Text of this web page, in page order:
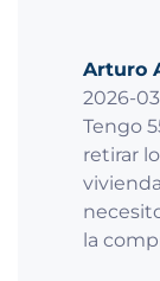
Arturo
2026-
Tengo
retirar
la